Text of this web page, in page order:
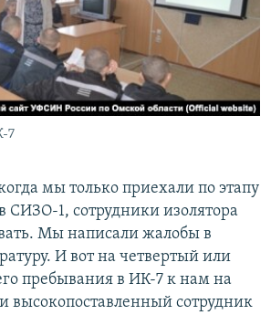
7
мы только приехали по этапу
СИЗО-1, сотрудники изолятора
Мы написали жалобы в
И вот на четвертый или
пребывания в ИК-7 к нам на
высокопоставленный сотрудник